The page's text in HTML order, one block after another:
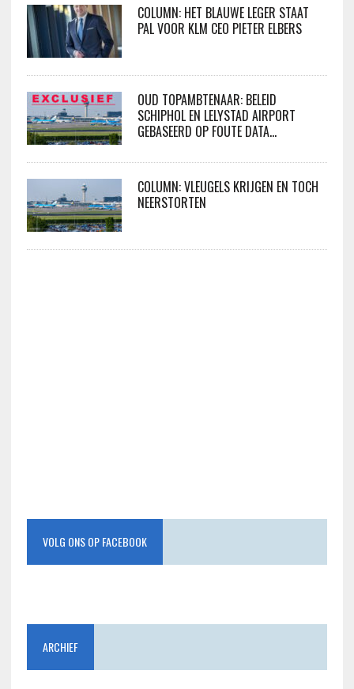
COLUMN: HET BLAUWE LEGER STAAT
PAL VOOR KLM CEO PIETER ELBERS
OUD TOPAMBTENAAR: BELEID
SCHIPHOL EN LELYSTAD AIRPORT
GEBASEERD OP FOUTE DATA…
COLUMN: VLEUGELS KRIJGEN EN TOCH
NEERSTORTEN
VOLG ONS OP FACEBOOK
ARCHIEF